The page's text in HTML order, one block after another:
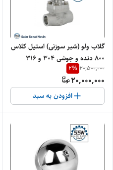
گلاب ولو (شیر سوزنی) استیل کلاس
۸۰۰ دنده و جوشی ۳۰۴ و ۳۱۶
20,500,000
2%
20,000,000
افزودن به سبد